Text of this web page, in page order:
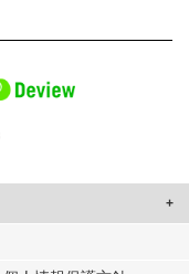
わせたコンテンツや広告の